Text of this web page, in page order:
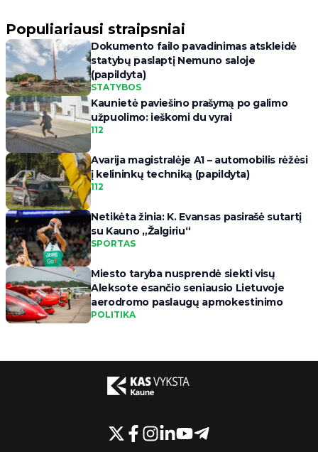
Populiariausi straipsniai
Dokumento failo pavadinimas atskleidė
statybų paslaptį Nemuno saloje
(papildyta)
STATYBOS
Kaunietė paviešino prašymą po galimo
užpuolimo: ieškomi du vyrai
112
Avarija magistralėje A1 – automobilis rėžėsi
į kelininkų techniką (papildyta)
112
Netikėta žinia: K. Evansas pasirašė sutartį
su Kauno „Žalgiriu“
SPORTAS
Miesto taryba nusprendė siekti visų
Aleksote esančio seniausio Lietuvoje
aerodromo paslaugų apmokestinimo
POLITIKA